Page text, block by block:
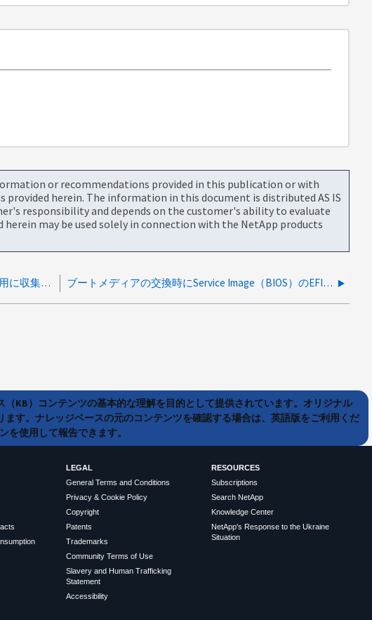
or recommendations provided in this publication or with
herein. The information in this document is distributed AS IS
responsibility and depends on the customer's ability to evaluate
may be used solely in connection with the NetApp products
サービスプロセッサを搭載した down system 用に収集するログ ブートメディアの交換時にService Image（BIOS）のEFIフォルダが必要なプラットフォームはどれですか？
KB）コンテンツの基本的な理解を目的として提供されています。オリジナル
す。ナレッジベースの元のコンテンツを確認する場合は、英語版をご利用くだ
使用して報告できます。
LEGAL
General Terms and Conditions
Privacy & Cookie Policy
Copyright
Patents
Trademarks
Community Terms of Use
Slavery and Human Trafficking
Statement
Accessibility
RESOURCES
Subscriptions
Search NetApp
Knowledge Center
NetApp's Response to the Ukraine
Situation